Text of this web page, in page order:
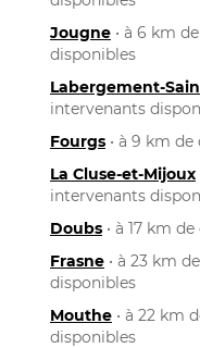
Jougne • à 6 km
disponibles
Labergement-
intervenants
Fourgs • à 9 km
La Cluse-et-Mijoux
intervenants
Doubs • à 17 km
Frasne • à 23 km
disponibles
Mouthe • à 22 km
disponibles